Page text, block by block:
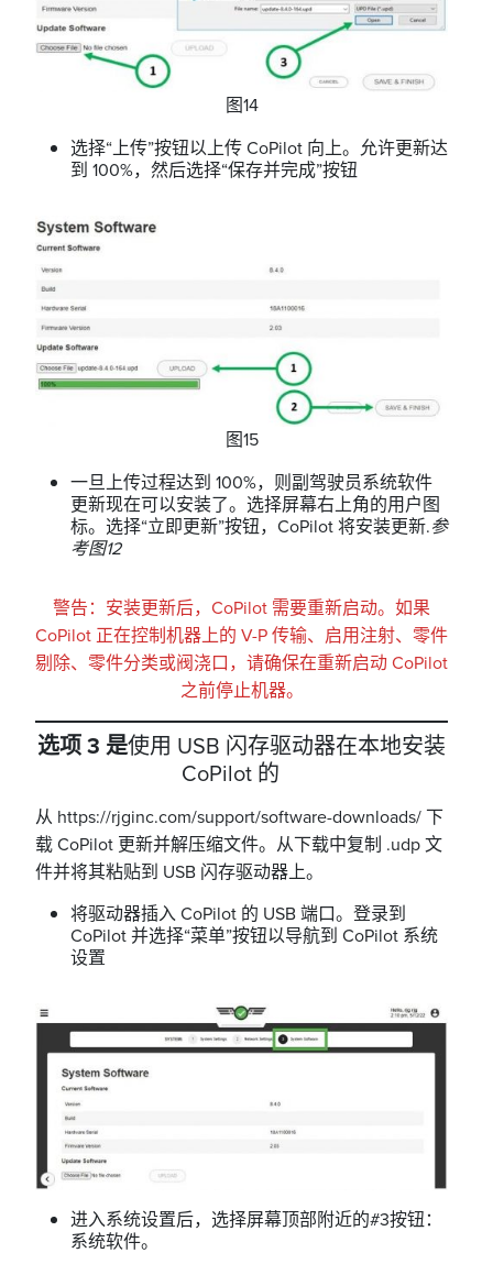
图14
选择“上传”按钮以上传 CoPilot 向上。允许更新达
到 100%，然后选择“保存并完成”按钮
图15
一旦上传过程达到 100%，则副驾驶员系统软件
更新现在可以安装了。选择屏幕右上角的用户图
标。选择“立即更新”按钮，CoPilot 将安装更新.参
考图12
警告：安装更新后，CoPilot 需要重新启动。如果
CoPilot 正在控制机器上的 V-P 传输、启用注射、零件
剔除、零件分类或阀浇口，请确保在重新启动 CoPilot
之前停止机器。
选项 3 是使用 USB 闪存驱动器在本地安装
CoPilot 的
从 https://rjginc.com/support/software-downloads/ 下
载 CoPilot 更新并解压缩文件。从下载中复制 .udp 文
件并将其粘贴到 USB 闪存驱动器上。
将驱动器插入 CoPilot 的 USB 端口。登录到
CoPilot 并选择“菜单”按钮以导航到 CoPilot 系统
设置
进入系统设置后，选择屏幕顶部附近的#3按钮：
系统软件。